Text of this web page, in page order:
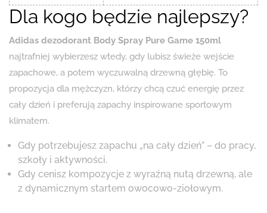
Dla kogo będzie najlepszy?
Adidas dezodorant Body Spray Pure Game 150ml
najtrafniej wybierzesz wtedy, gdy lubisz świeże wejście
zapachowe, a potem wyczuwalną drzewną głębię. To
propozycja dla mężczyzn, którzy chcą czuć energię przez
cały dzień i preferują zapachy inspirowane sportowym
klimatem.
Gdy potrzebujesz zapachu „na cały dzień” – do pracy,
szkoły i aktywności.
Gdy cenisz kompozycje z wyraźną nutą drzewną, ale
z dynamicznym startem owocowo-ziołowym.